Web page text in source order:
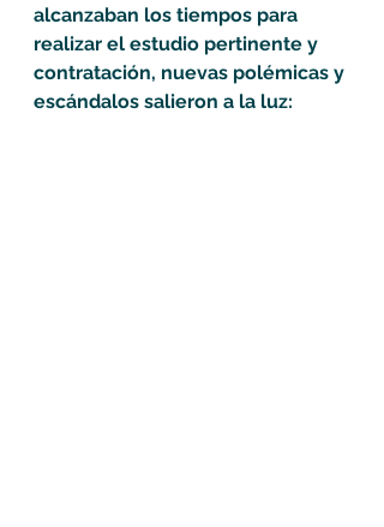
alcanzaban los tiempos para
realizar el estudio pertinente y
contratación, nuevas polémicas y
escándalos salieron a la luz: